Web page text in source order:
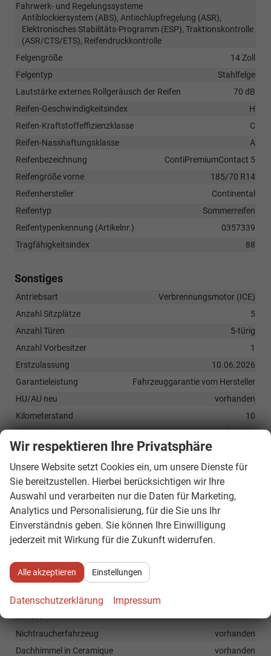
Fahrwerk- und Regelungssysteme
Antiblockiersystem (ABS), Antischlupfregelung (ASR),
Elektronisches Stabilitäts-Programm (ESP), Traktionskontrolle
(ASR/CTS/ETS), Reifendruckkontrolle
Felgengröße
14 Zoll
Felgentyp
Stahlfelge
Lautstärke externes Rollgeräusch der Reifen
70 dB
Reifen-Geschwindigkeitsindex
H
Reifen-Kraftstoffeffizienzklasse
C
Reifen-Nasshaftungsklasse
A
Reifenbezeichnung
ContiPremiumContact 5
Reifengröße vorne
185/70 R14
Reifenhersteller
Continental
Reifentyp
Sommerreifen
Reifentypenkennung (Artikelnr.)
0357339
Tragfähigkeitsindex
88
Sonstiges
Antriebsart
Verbrennungsmotor (ICE)
Anzahl Sitzplätze
5
Anzahl Türen
5-türig
Anzahl Vorbesitzer
1
Erstzulassung
10.06.2026
Garantieleistung
Fahrzeuggarantie vom Hersteller
HU/AU neu
vorhanden
Kilometerstand
10
Nichtraucher-Fahrzeug
vorhanden
Polsterung
Qualitätssiegel
BVFK-Siegel
Rußpartikelfilter / SCR
vorhanden
Zustand
unfallfrei
Zustand, Aussehen
1, sehr gut
Zustand, Beschaffenheit
Scheckheftgepflegt
Nichtraucherfahrzeug
vorhanden
Dachhimmel in Ceramique
vorhanden
Wir respektieren Ihre Privatsphäre
Unsere Website setzt Cookies ein, um unsere Dienste für
Sie bereitzustellen. Hierbei berücksichtigen wir Ihre
Auswahl und verarbeiten nur die Daten für Marketing,
Analytics und Personalisierung, für die Sie uns Ihr
Einverständnis geben. Sie können Ihre Einwilligung
jederzeit mit Wirkung für die Zukunft widerrufen.
Alle akzeptieren Einstellungen
Datenschutzerklärung Impressum